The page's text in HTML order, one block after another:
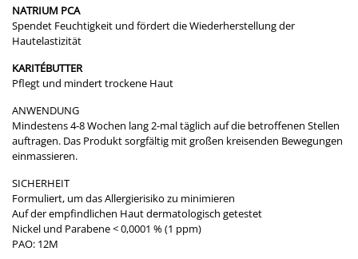
NATRIUM PCA
Spendet Feuchtigkeit und fördert die Wiederherstellung der
Hautelastizität
KARITÉBUTTER
Pflegt und mindert trockene Haut
ANWENDUNG
​Mindestens 4-8 Wochen lang 2-mal täglich auf die betroffenen Stellen
auftragen. Das Produkt sorgfältig mit großen kreisenden Bewegungen
einmassieren.
SICHERHEIT
Formuliert, um das Allergierisiko zu minimieren
Auf der empfindlichen Haut dermatologisch getestet
Nickel und Parabene < 0,0001 % (1 ppm)
PAO: 12M